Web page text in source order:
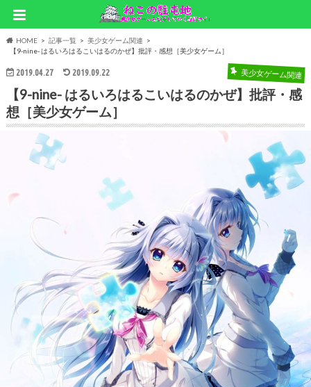
HOME 記事一覧
美少女ゲーム関連
【9-nine- はるいろはるこいはるのかぜ】批評・感想［美少女ゲーム］
2019.04.27 2019.09.22 美少女ゲーム関連
【9-nine- はるいろはるこいはるのかぜ】批評・感
想［美少女ゲーム］